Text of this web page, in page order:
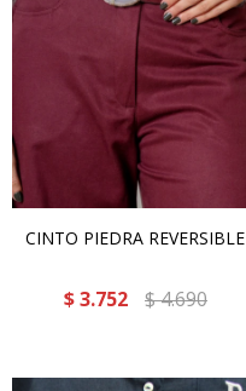
CINTO PIEDRA REVERSIBLE
$ 3.752 $4.690